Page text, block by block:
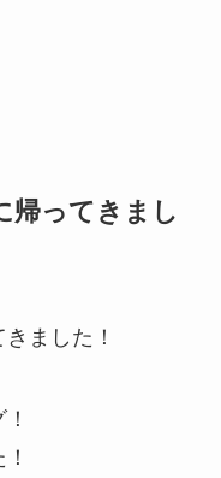
帰ってきまし
ました！